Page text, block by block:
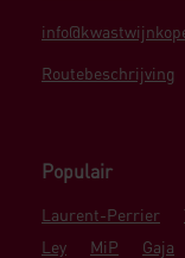
Routebeschrijving
Populair
Laurent-Perrier
Ley
MiP Gaja